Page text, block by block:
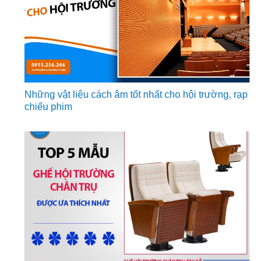
Những vật liệu cách âm tốt nhất cho hội trường, rạp
chiếu phim